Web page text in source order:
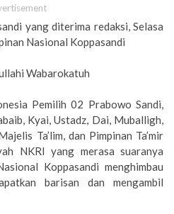
yang diterima redaksi, Selasa
Nasional Koppasandi
Wabarokatuh
Pemilih 02 Prabowo Sandi,
Kyai, Ustadz, Dai, Muballigh,
Ta’lim, dan Pimpinan Ta’mir
NKRI yang merasa suaranya
Koppasandi menghimbau
barisan dan mengambil